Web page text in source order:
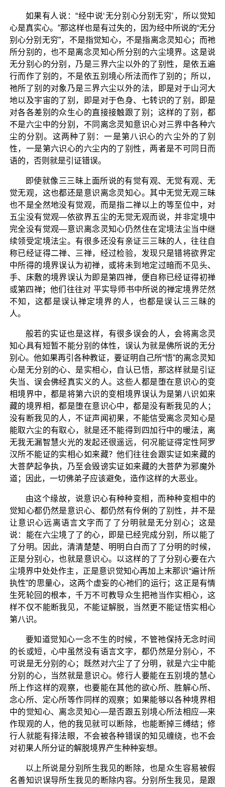
如果有人说：“经中说‘无分别心分别无穷’，所以觉知
心是真实心。”那这样也是有过失的，因为经中所说的“无分
别心分别无穷”，不是指觉知心，不是指离念灵知心；而祂
所分别的，也不是离念灵知心所分别的六尘境界。这是说
无分别心的分别，乃是三界六尘以外的了别性，是依五遍
行而作了别的，不是依五别境心所法而作了别的；所以，
祂所了别的对象乃是三界六尘以外的法，即是对于山河大
地以及宇宙的了别，即是对于色身、七转识的了别，即是
对各各差别的众生心的直接接触跟了别；这样的了别，都
不是六尘中的分别，不同离念灵知意识心对三界中各种六
尘的分别。这两种了别：一是第八识心的六尘外的了别
性，一是第六识心的六尘内的了别性，两者是不可同日而
语的，否则就是引证错误。
即使就像三三昧上面所说的有觉有观、无觉有观、无
觉无观，这也都还是意识离念灵知心。其中无觉无观三昧
也不是全然地没有觉观，而是指二禅以上的等至位中，对
五尘没有觉观—依欲界五尘的无觉无观而说，并非定境中
完全没有觉观—意识离念灵知心仍然住在定境法尘当中继
续领受定境法尘。有很多还没有亲证三三昧的人，往往自
称已经证得二禅、三禅，经过检验，发现只是错将欲界定
中所得的境界误认为初禅，或将未到地定过暗而不见头、
手、床敷的境界误认为即是第四禅，便自称已经证得初禅
或第四禅；他们往往对 平实导师书中所说的禅定境界茫然
不知，这都是误认禅定境界的人，也都是误认三三昧的
人。
般若的实证也是这样，有很多误会的人，会将离念灵
知心具有短暂不能分别的体性，误认为就是佛所说的无分
别心。他如果再引各种教证，要证明自己所“悟”的离念灵知
心是无分别的心、是实相心，自认已悟，那这样就是引证
失当、误会佛经真实义的人。这些人都是堕在意识心的变
相境界中，都是将第六识的变相境界误认为是第八识如来
藏的境界相，都是堕在意识心中，都是没有断我见的人；
没有断我见的人，不证声闻初果，不能信受离念灵知心是
能取六尘的有取心，就是还不能得到四加行中的暖法，离
无我无漏智慧火光的发起还很遥远，何况能证得定性阿罗
汉所不能证的实相心如来藏？他们往往会跟实证如来藏的
大菩萨起争执，乃至会毁谤实证如来藏的大菩萨为邪魔外
道；因此，一切佛弟子应该避免，造作这样的大恶业。
由这个缘故，说意识心有种种变相，而种种变相中的
觉知心都仍然是意识心、都仍然有伶俐的了别性，并不是
让意识心远离语言文字而了了分明就是无分别心；这是
说：能在六尘境了了的心，即是已经完成分别，所以能了
了分明。因此，清清楚楚、明明白白而了了分明的时候，
正是分别心，也就是意识心。以这样的了了分别心要在六
尘境界中处处作主，正是意识觉知心再加上末那识“遍计所
执性”的思量心，这两个虚妄的心祂们的运行；这正是有情
生死轮回的根本，千万不可教导众生把祂当作实相心，这
样不仅不能断我见，不能证解脱，当然更不能证悟实相心
第八识。
要知道觉知心一念不生的时候，不管祂保持无念时间
的长或短，心中虽然没有语言文字，都仍然是分别心，不
可说是无分别的心；既然对六尘了了分明，就是六尘中能
分别的心，当然就是意识心。修行人要能在五别境的慧心
所上作这样的观察，也要能在其他的欲心所、胜解心所、
念心所、定心所等作同样的观察；如果能够以各种境界相
中的觉知心、离念灵知心—是否跟五别境心所法相应—来
作现观的人，他的我见就可以断除，也能断掉三缚结；修
行人就能有择法眼，不会被各种错误的知见缠绕，也不会
对初果人所分证的解脱境界产生种种妄想。
以上所说是分别所生我见的断除，也是众生容易被假
名善知识误导所生我见的断除内容。分别所生我见，是跟